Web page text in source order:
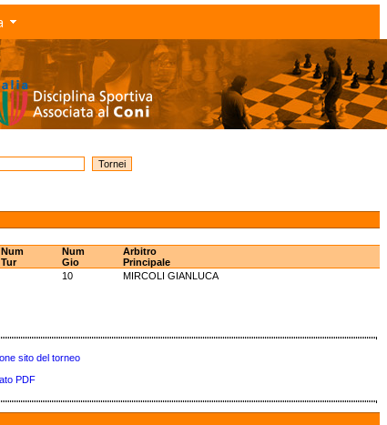
Num
Tur
Num
Gio
Arbitro
Principale
10
MIRCOLI GIANLUCA
sito del torneo
PDF